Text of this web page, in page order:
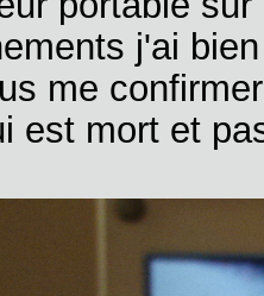
j'ai
me
est mort et